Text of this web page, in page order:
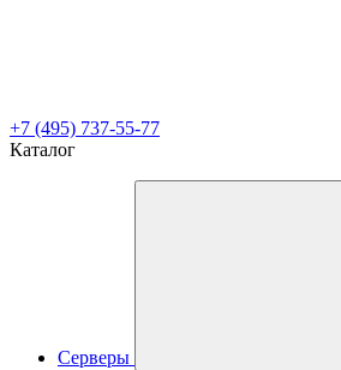
+7 (495) 737-55-77
Каталог
Серверы